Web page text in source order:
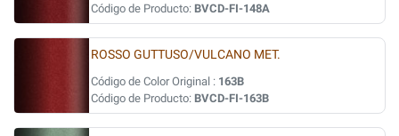
Código de Producto: BVCD-FI-148A
ROSSO GUTTUSO/VULCANO MET.
Código de Color Original : 163B
Código de Producto: BVCD-FI-163B